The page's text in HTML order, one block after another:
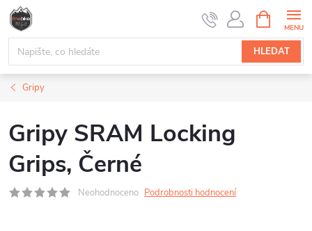
Přejít
obsah
HLEDAT
NÁKUPNÍ
KOŠÍK
Gripy
Gripy SRAM Locking
Grips, Černé
Neohodnoceno Podrobnosti hodnocení